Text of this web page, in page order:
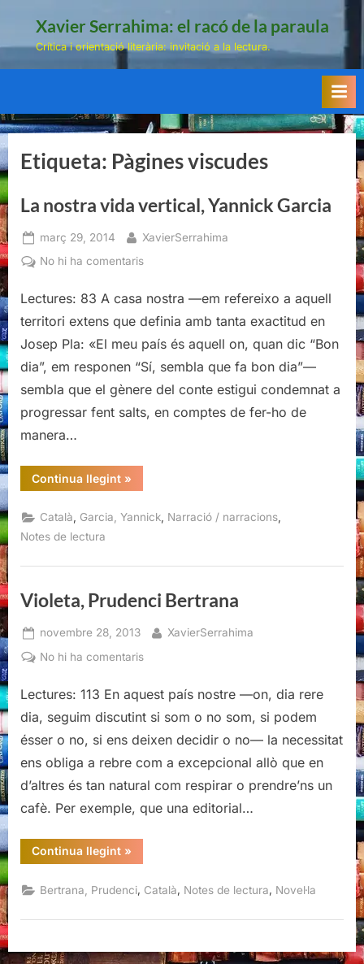
Xavier Serrahima: el racó de la paraula
Crítica i orientació literària: invitació a la lectura.
Etiqueta: Pàgines viscudes
La nostra vida vertical, Yannick Garcia
Posted
on
març 29, 2014 By
XavierSerrahima
No hi ha comentarisa
nostra
vida
Yannick
Garcia
Lectures: 83 A casa nostra —em refereixo a aquell
territori extens que definia amb tanta exactitud en
Josep Pla: «El meu país és aquell on, quan dic “Bon
dia”, em responen “Sí, sembla que fa bon dia”—
sembla que el gènere del conte estigui condemnat a
progressar fent salts, en comptes de fer-ho de
manera…
Continua llegint“La
nostra
vertical,
Yannick
»
Català Garcia, Yannick Narració / narracions
Notes de lectura
Violeta, Prudenci Bertrana
Posted
on
novembre 28, 2013 By
XavierSerrahima
No hi ha comentarisa
Prudenci
Bertrana
Lectures: 113 En aquest país nostre —on, dia rere
dia, seguim discutint si som o no som, si podem
ésser o no, si ens deixen decidir o no— la necessitat
ens obliga a rebre com a excepcional allò que en
d’altres és tan natural com respirar o prendre’ns un
cafè. Per exemple, que una editorial…
Continua llegint“Violeta,
Prudenci
»
Bertrana, Prudenci, Català, Notes de lectura, Novel·la